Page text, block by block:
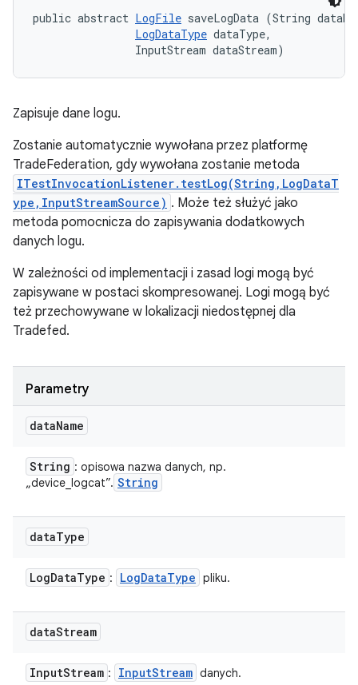
public abstract LogFile saveLogData (String
LogDataType dataType,
                InputStream dataStream)
Zapisuje dane logu.
Zostanie automatycznie wywołana przez platformę
TradeFederation, gdy wywołana zostanie metoda
ITestInvocationListener.testLog(String,LogDataT
ype,InputStreamSource) . Może też służyć jako
metoda pomocnicza do zapisywania dodatkowych
danych logu.
W zależności od implementacji i zasad logi mogą być
zapisywane w postaci skompresowanej. Logi mogą być
też przechowywane w lokalizacji niedostępnej dla
Tradefed.
Parametry
dataName
String : opisowa nazwa danych, np.
„device_logcat”. String
dataType
LogDataType : LogDataType pliku.
dataStream
InputStream : InputStream danych.